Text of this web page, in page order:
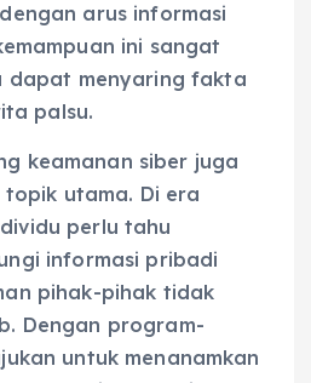
arus informasi
ini sangat
dapat menyaring fakta
palsu.
keamanan siber juga
utama. Di era
perlu tahu
informasi pribadi
pihak-pihak tidak
Dengan program-
untuk menanamkan